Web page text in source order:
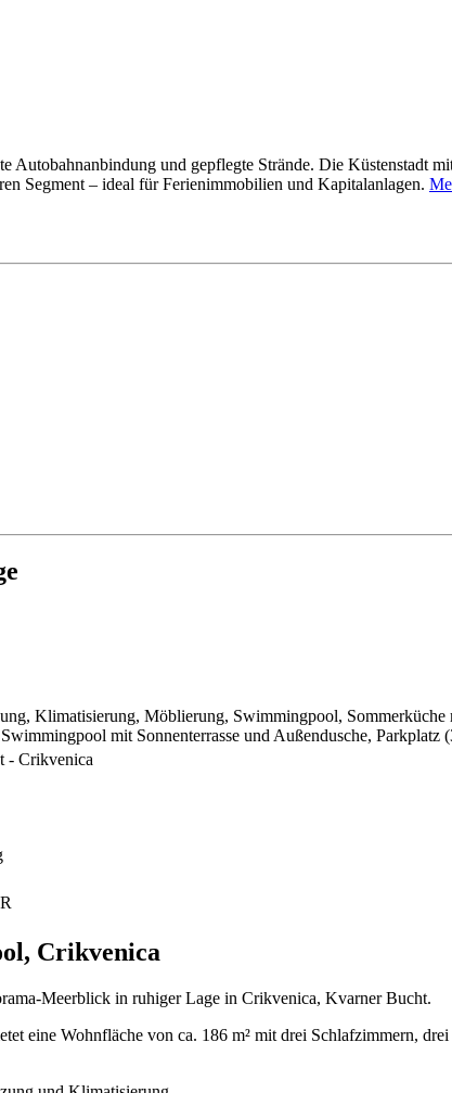
und gepflegte Strände. Die Küstenstadt
Segment – ideal für Ferienimmobilien und Kapitalanlagen.
Klimatisierung, Möblierung, Swimmingpool, Sommerküche
mit Sonnenterrasse und Außendusche, Parkplatz
- Crikvenica
Crikvenica
Meerblick in ruhiger Lage in Crikvenica, Kvarner Bucht.
eine Wohnfläche von ca. 186 m² mit drei Schlafzimmern,